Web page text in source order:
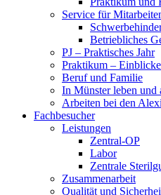
Service für
Betriebliches
PJ – Praktisches Jahr
Praktikum –
Beruf und Familie
In Münster leben und
Arbeiten bei den
Fachbesucher
Leistungen
Zentral-OP
Labor
Zentrale
Zusammenarbeit
Qualität und